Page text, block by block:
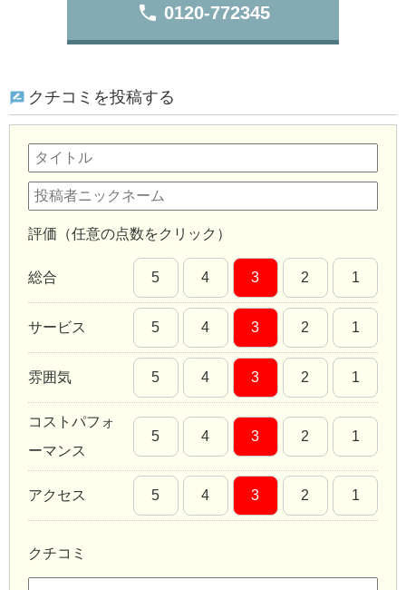
phone 0120-772345
クチコミを投稿する
評価（任意の点数をクリック）
総合 5 4 3 2 1
サービス 5 4 3 2 1
雰囲気 5 4 3 2 1
コストパフォ
ーマンス
5 4 3 2 1
アクセス 5 4 3 2 1
クチコミ